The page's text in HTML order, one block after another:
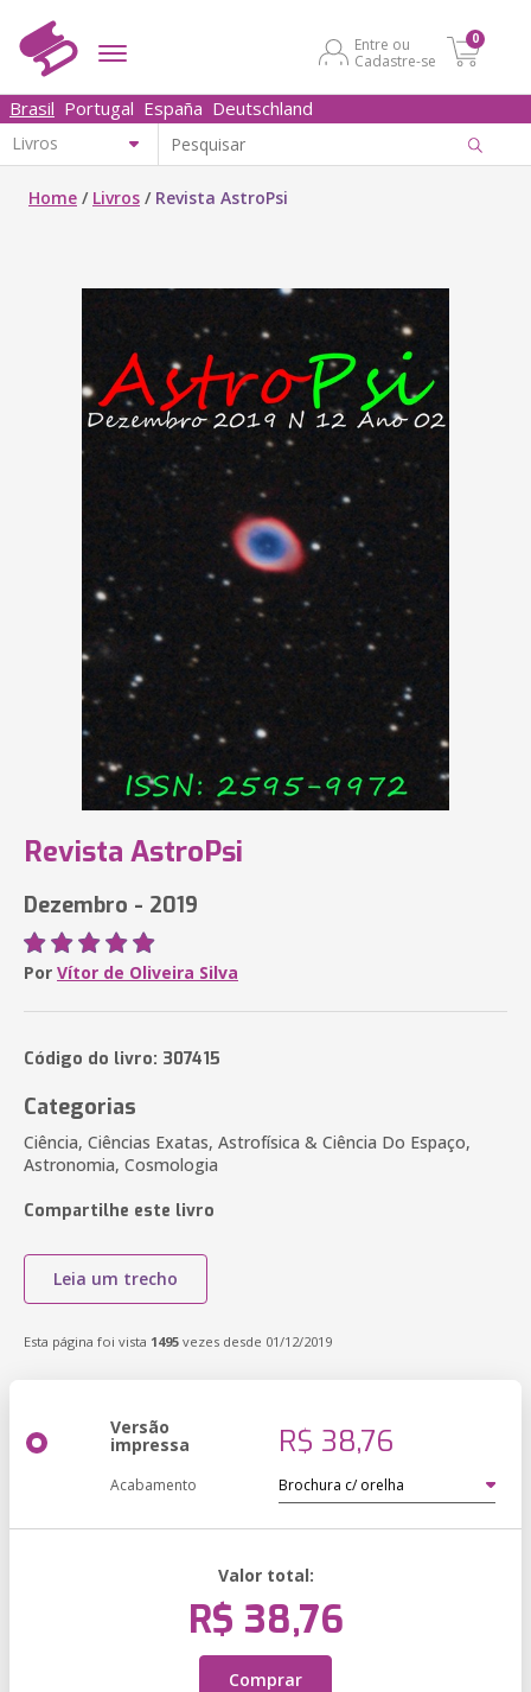
Entre ou
Cadastre-se
0
Brasil Portugal España Deutschland
Home / Livros / Revista AstroPsi
Revista AstroPsi
Dezembro - 2019
Por Vítor de Oliveira Silva
Código do livro: 307415
Categorias
Ciência, Ciências Exatas, Astrofísica & Ciência Do Espaço,
Astronomia, Cosmologia
Compartilhe este livro
Leia um trecho
Esta página foi vista 1495 vezes desde 01/12/2019
Versão
impressa R$ 38,76
Acabamento
Valor total:
R$ 38,76
Comprar